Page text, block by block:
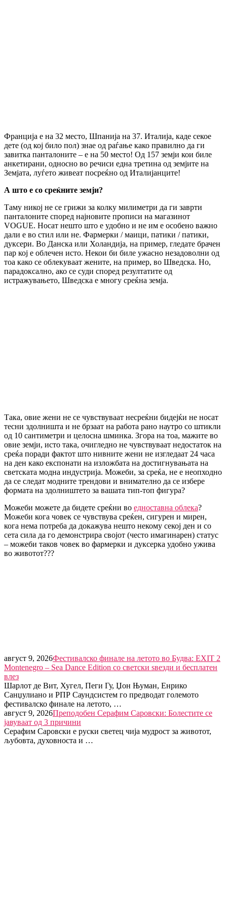
Франција е на 32 место, Шпанија на 37. Италија, каде секое
дете (од кој било пол) знае од раѓање како правилно да ги
завитка панталоните – е на 50 место! Од 157 земји кои биле
анкетирани, односно во речиси една третина од земјите на
Земјата, луѓето живеат посреќно од Италијанците!
А што е со среќните земји?
Таму никој не се грижи за колку милиметри да ги заврти
панталоните според најновите прописи на магазинот
VOGUE. Носат нешто што е удобно и не им е особено важно
дали е во стил или не. Фармерки / маици, патики / патики,
дуксери. Во Данска или Холандија, на пример, гледате брачен
пар кој е облечен исто. Некои би биле ужасно незадоволни од
тоа како се облекуваат жените, на пример, во Шведска. Но,
парадоксално, ако се суди според резултатите од
истражувањето, Шведска е многу среќна земја.
Така, овие жени не се чувствуваат несреќни бидејќи не носат
тесни здолништа и не брзаат на работа рано наутро со штикли
од 10 сантиметри и целосна шминка. Згора на тоа, мажите во
овие земји, исто така, очигледно не чувствуваат недостаток на
среќа поради фактот што нивните жени не изгледаат 24 часа
на ден како експонати на изложбата на достигнувањата на
светската модна индустрија. Можеби, за среќа, не е неопходно
да се следат модните трендови и внимателно да се избере
формата на здолништето за вашата тип-топ фигура?
Можеби можете да бидете среќни во едноставна облека?
Можеби кога човек се чувствува среќен, сигурен и мирен,
кога нема потреба да докажува нешто некому секој ден и со
сета сила да го демонстрира својот (често имагинарен) статус
– можеби таков човек во фармерки и дуксерка удобно ужива
во животот???
август 9, 2026Фестивалско финале на летото во Будва: EXIT 2
Montenegro – Sea Dance Edition со светски ѕвезди и бесплатен
влез
Шарлот де Вит, Хугел, Пеги Гу, Џон Њуман, Енрико
Санџулиано и РПР Саундсистем го предводат големото
фестивалско финале на летото, …
август 9, 2026Преподобен Серафим Саровски: Болестите се
јавуваат од 3 причини
Серафим Саровски е руски светец чија мудрост за животот,
љубовта, духовноста и …